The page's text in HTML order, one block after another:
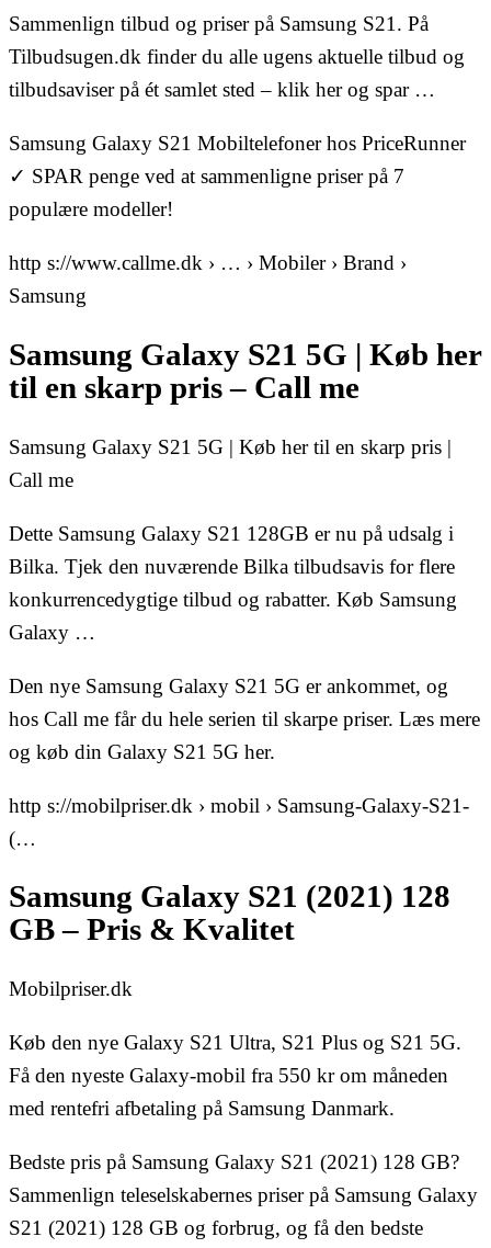
Sammenlign tilbud og priser på Samsung S21. På
Tilbudsugen.dk finder du alle ugens aktuelle tilbud og
tilbudsaviser på ét samlet sted – klik her og spar …
Samsung Galaxy S21 Mobiltelefoner hos PriceRunner
✓ SPAR penge ved at sammenligne priser på 7
populære modeller!
http s://www.callme.dk › … › Mobiler › Brand ›
Samsung
Samsung Galaxy S21 5G | Køb her
til en skarp pris – Call me
Samsung Galaxy S21 5G | Køb her til en skarp pris |
Call me
Dette Samsung Galaxy S21 128GB er nu på udsalg i
Bilka. Tjek den nuværende Bilka tilbudsavis for flere
konkurrencedygtige tilbud og rabatter. Køb Samsung
Galaxy …
Den nye Samsung Galaxy S21 5G er ankommet, og
hos Call me får du hele serien til skarpe priser. Læs mere
og køb din Galaxy S21 5G her.
http s://mobilpriser.dk › mobil › Samsung-Galaxy-S21-
(…
Samsung Galaxy S21 (2021) 128
GB – Pris & Kvalitet
Mobilpriser.dk
Køb den nye Galaxy S21 Ultra, S21 Plus og S21 5G.
Få den nyeste Galaxy-mobil fra 550 kr om måneden
med rentefri afbetaling på Samsung Danmark.
Bedste pris på Samsung Galaxy S21 (2021) 128 GB?
Sammenlign teleselskabernes priser på Samsung Galaxy
S21 (2021) 128 GB og forbrug, og få den bedste